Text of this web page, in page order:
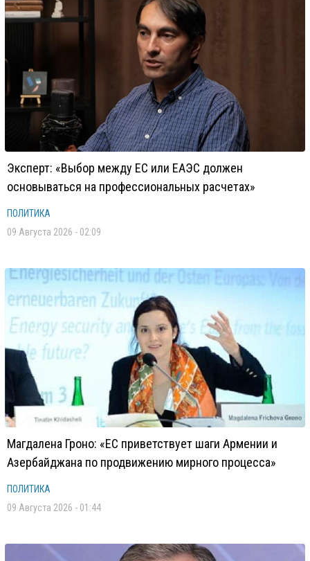
Эксперт: «Выбор между ЕС или ЕАЭС должен
основываться на профессиональных расчетах»
ПОЛИТИКА
09 Августа 2026 - 02:09
Магдалена Гроно: «ЕС приветствует шаги Армении и
Азербайджана по продвижению мирного процесса»
ПОЛИТИКА
09 Августа 2026 - 01:44